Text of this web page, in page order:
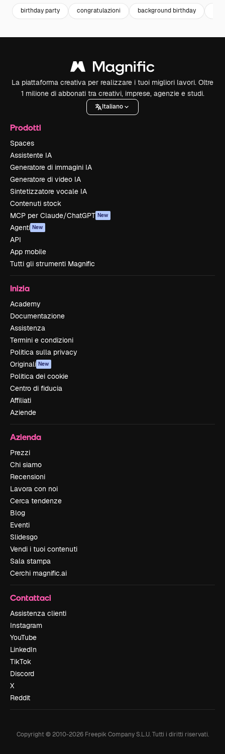
birthday party congratulazioni background birthday
La piattaforma creativa per realizzare i tuoi migliori lavori. Oltre
1 milione di abbonati tra creativi, imprese, agenzie e studi.
Italiano
Prodotti
Spaces
Assistente IA
Generatore di immagini IA
Generatore di video IA
Sintetizzatore vocale IA
Contenuti stock
MCP per Claude/ChatGPT New
Agenti New
API
App mobile
Tutti gli strumenti Magnific
Inizia
Academy
Documentazione
Assistenza
Termini e condizioni
Politica sulla privacy
Originali New
Politica dei cookie
Centro di fiducia
Affiliati
Aziende
Azienda
Prezzi
Chi siamo
Recensioni
Lavora con noi
Cerca tendenze
Blog
Eventi
Slidesgo
Vendi i tuoi contenuti
Sala stampa
Cerchi magnific.ai
Contattaci
Assistenza clienti
Instagram
YouTube
LinkedIn
TikTok
Discord
X
Reddit
Copyright © 2010-2026Freepik Company S.L.U. Tutti i diritti riservati.